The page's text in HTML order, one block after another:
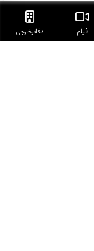
و مسدود کردن
فیلم دفاتر‌خارجی